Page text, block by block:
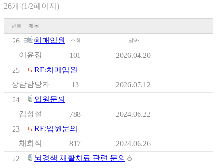
26개 (1/2페이지)
번호 제목
글쓴이 조회 날짜
26
치매입원
이윤정
101
2026.04.20
25
RE:치매입원
상담담당자
13
2026.07.12
24
입원문의
김성철
788
2024.06.22
23
RE:입원문의
채희식
817
2024.06.26
22
뇌경색 재활치료 관련 문의